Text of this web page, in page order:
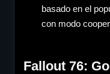
basado en el
con modo
Fallout 76: